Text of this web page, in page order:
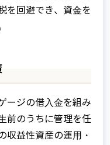
を回避でき、資⾦を
ージの借⼊⾦を組み
前のうちに管理を任
収益性資産の運⽤・